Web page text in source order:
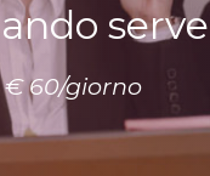
serve
60/giorno